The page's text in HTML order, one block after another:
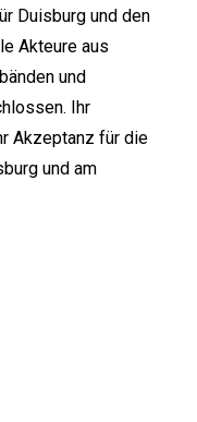
Duisburg und den
Akteure aus
und
Ihr
Akzeptanz für die
und am